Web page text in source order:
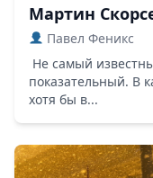
Мартин
Павел Феникс
Не самый
показательный. В
хотя бы в...